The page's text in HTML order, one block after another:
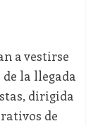
a vestirse
la llegada
dirigida
de